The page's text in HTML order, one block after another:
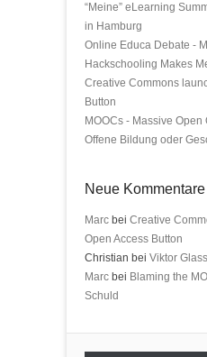
“Meine” eLearning
in Hamburg
Online Educa Debate -
Hackschooling Makes
Creative Commons
Button
MOOCs - Massive
Offene Bildung oder
Neue Kommentare
Marc bei Creative
Open Access Button
Christian bei Viktor
Marc bei Blaming the
Schuld